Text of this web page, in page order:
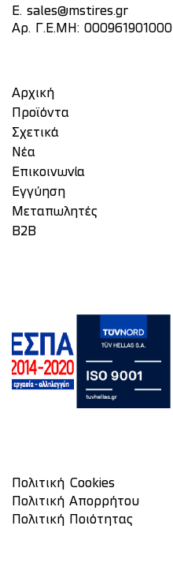
E. sales@mstires.gr
Αρ. Γ.Ε.ΜΗ: 000961901000
Αρχική
Προϊόντα
Σχετικά
Νέα
Επικοινωνία
Eγγύηση
Μεταπωλητές
Β2Β
Πολιτική Cookies
Πολιτική Απορρήτου
Πολιτική Ποιότητας